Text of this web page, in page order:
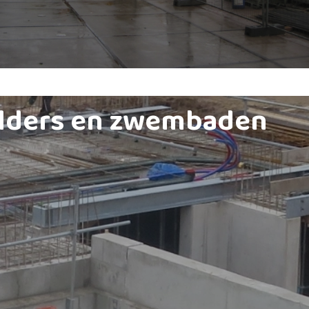
en zwembaden